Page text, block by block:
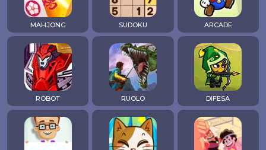
MAHJONG SUDOKU ARCADE
ROBOT RUOLO DIFESA